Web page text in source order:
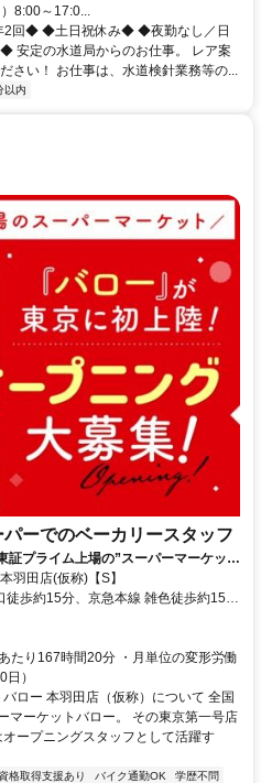
8:00～17:0...
2回◆ ◆土日祝休み◆ ◆夜勤なし／日
安定の水道局からのお仕事。 レア案
さい！ お仕事は、水道検針業務等の...
以内
ーでのベーカリースタッフ
証プライム上場の”スーパーマーケット
し／地域限定社員／賞与年2回＞
羽田店(仮称)【S】
徒歩約15分、京急本線 雑色徒歩約15
ッキ)徒歩約22分
たり167時間20分 ・月単位の変形労働
）
ロー 本羽田店（仮称）について 全国
マーケットバロー。 その東京第一号店
ープニングスタッフとして活躍す
資格取得支援あり バイク通勤OK 学歴不問